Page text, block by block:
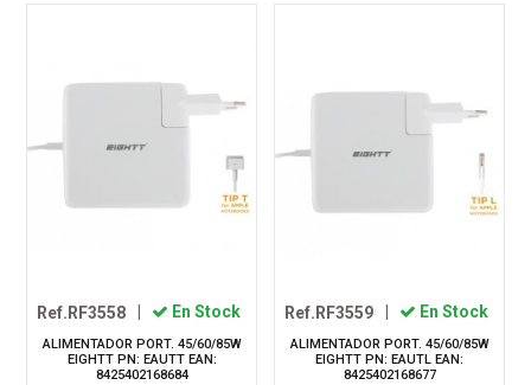
Ref.RF3558 En Stock
ALIMENTADOR PORT. 45/60/85W
EIGHTT PN: EAUTT EAN:
8425402168684
Ref.RF3559 En Stock
ALIMENTADOR PORT. 45/60/85W
EIGHTT PN: EAUTL EAN:
8425402168677